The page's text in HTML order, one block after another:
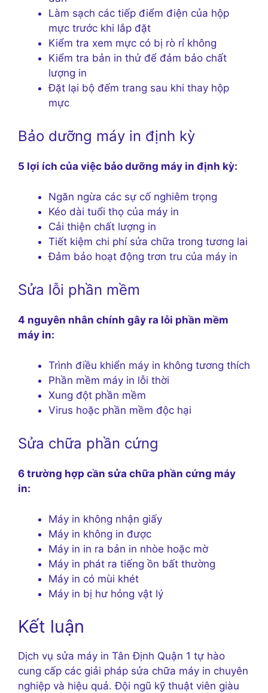
Làm sạch các tiếp điểm điện của hộp
mực trước khi lắp đặt
Kiểm tra xem mực có bị rò rỉ không
Kiểm tra bản in thử để đảm bảo chất
lượng in
Đặt lại bộ đếm trang sau khi thay hộp
mực
Bảo dưỡng máy in định kỳ
5 lợi ích của việc bảo dưỡng máy in định kỳ:
Ngăn ngừa các sự cố nghiêm trọng
Kéo dài tuổi thọ của máy in
Cải thiện chất lượng in
Tiết kiệm chi phí sửa chữa trong tương lai
Đảm bảo hoạt động trơn tru của máy in
Sửa lỗi phần mềm
4 nguyên nhân chính gây ra lỗi phần mềm
máy in:
Trình điều khiển máy in không tương thích
Phần mềm máy in lỗi thời
Xung đột phần mềm
Virus hoặc phần mềm độc hại
Sửa chữa phần cứng
6 trường hợp cần sửa chữa phần cứng máy
in:
Máy in không nhận giấy
Máy in không in được
Máy in in ra bản in nhòe hoặc mờ
Máy in phát ra tiếng ồn bất thường
Máy in có mùi khét
Máy in bị hư hỏng vật lý
Kết luận
Dịch vụ sửa máy in Tân Định Quận 1 tự hào
cung cấp các giải pháp sửa chữa máy in chuyên
nghiệp và hiệu quả. Đội ngũ kỹ thuật viên giàu